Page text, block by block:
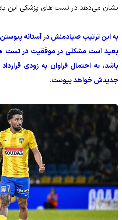
نشان می‌دهد در تست های پزشکی این
به این ترتیب صیادمنش در آستانه پیوستن
بعید است مشکلی در موفقیت در تست
باشد، به احتمال فراوان به زودی
جدیدش خواهد پیوست.